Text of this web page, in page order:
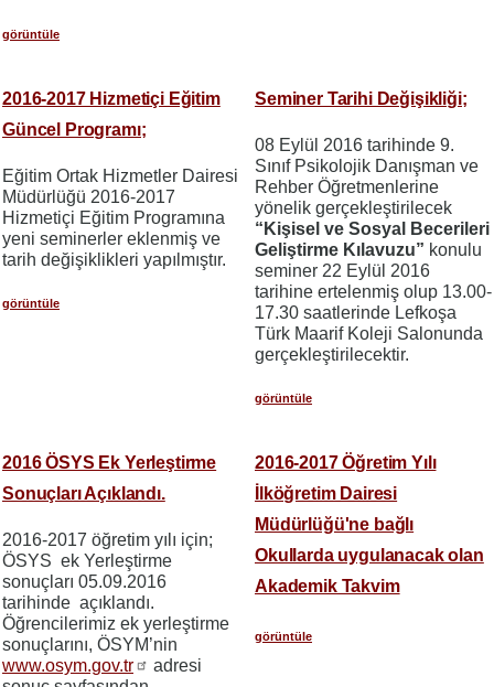
görüntüle
2016-2017 Hizmetiçi Eğitim
Güncel Programı;
Eğitim Ortak Hizmetler Dairesi
Müdürlüğü 2016-2017
Hizmetiçi Eğitim Programına
yeni seminerler eklenmiş ve
tarih değişiklikleri yapılmıştır.
görüntüle
Seminer Tarihi Değişikliği;
08 Eylül 2016 tarihinde 9.
Sınıf Psikolojik Danışman ve
Rehber Öğretmenlerine
yönelik gerçekleştirilecek
“Kişisel ve Sosyal Becerileri
Geliştirme Kılavuzu” konulu
seminer 22 Eylül 2016
tarihine ertelenmiş olup 13.00-
17.30 saatlerinde Lefkoşa
Türk Maarif Koleji Salonunda
gerçekleştirilecektir.
görüntüle
2016 ÖSYS Ek Yerleştirme
Sonuçları Açıklandı.
2016-2017 öğretim yılı için;
ÖSYS ek Yerleştirme
sonuçları 05.09.2016
tarihinde açıklandı.
Öğrencilerimiz ek yerleştirme
sonuçlarını, ÖSYM’nin
www.osym.gov.tr
adresi
2016-2017 Öğretim Yılı
İlköğretim Dairesi
Müdürlüğü'ne bağlı
Okullarda uygulanacak olan
Akademik Takvim
görüntüle